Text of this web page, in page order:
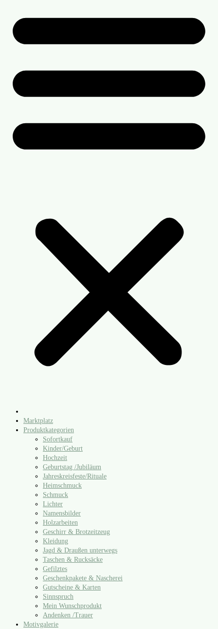
Marktplatz
Produktkategorien
Sofortkauf
Kinder/​Geburt
Hochzeit
Geburtstag /​Jubiläum
Jahreskreisfeste/​Rituale
Heimschmuck
Schmuck
Lichter
Namensbilder
Holzarbeiten
Geschirr & Brotzeitzeug
Kleidung
Jagd & Draußen unterwegs
Taschen & Rucksäcke
Gefilztes
Geschenkpakete & Nascherei
Gutscheine & Karten
Sinnspruch
Mein Wunschprodukt
Andenken /​Trauer
Motivgalerie